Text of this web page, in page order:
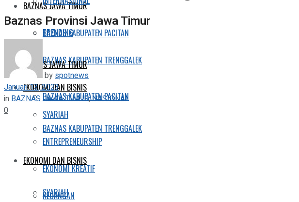
BAZNAS JAWA TIMUR
BAZNAS KABUPATEN PACITAN
BAZNAS KABUPATEN TRENGGALEK
EKONOMI DAN BISNIS
SYARIAH
ENTREPRENEURSHIP
EKONOMI KREATIF
KEUANGAN
TRENDING
BAZNAS JAWA TIMUR
BAZNAS KABUPATEN PACITAN
BAZNAS KABUPATEN TRENGGALEK
EKONOMI DAN BISNIS
SYARIAH
Baznas Provinsi Jawa Timur
by spotnews
Januari 13, 2023
in BAZNAS JAWA TIMUR,NASIONAL
0